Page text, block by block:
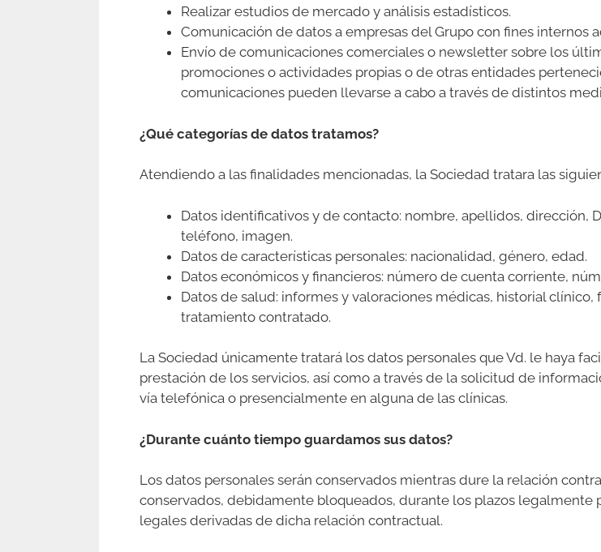
Realizar estudios de mercado y análisis estadísticos.
Comunicación de datos a empresas del Grupo con fines internos
Envío de comunicaciones comerciales o newsletter sobre los
promociones o actividades propias o de otras entidades
comunicaciones pueden llevarse a cabo a través de distintos
¿Qué categorías de datos tratamos?
Atendiendo a las finalidades mencionadas, la Sociedad tratara las
Datos identificativos y de contacto: nombre, apellidos, dirección,
teléfono, imagen.
Datos de características personales: nacionalidad, género, edad.
Datos económicos y financieros: número de cuenta corriente,
Datos de salud: informes y valoraciones médicas, historial
tratamiento contratado.
La Sociedad únicamente tratará los datos personales que Vd. le haya
prestación de los servicios, así como a través de la solicitud de
vía telefónica o presencialmente en alguna de las clínicas.
¿Durante cuánto tiempo guardamos sus datos?
Los datos personales serán conservados mientras dure la relación
conservados, debidamente bloqueados, durante los plazos legalmente
legales derivadas de dicha relación contractual.